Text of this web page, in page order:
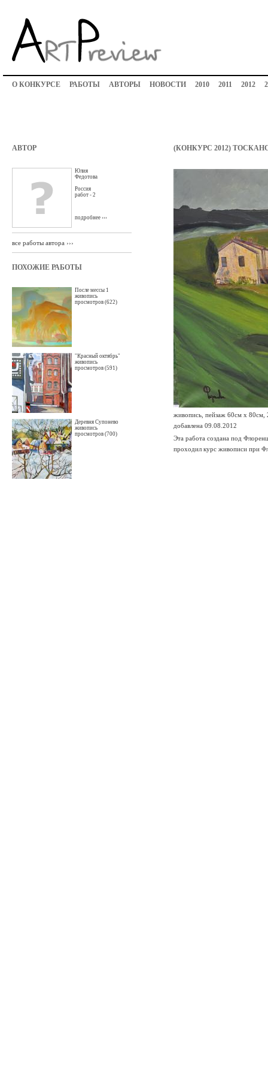
О КОНКУРСЕ РАБОТЫ АВТОРЫ НОВОСТИ 2010 2011 2012
АВТОР
Юлия
Федотова
Россия
работ - 2
подробнее ›››
все работы автора ›››
ПОХОЖИЕ РАБОТЫ
После мессы 1
живопись
просмотров (622)
"Красный октябрь"
живопись
просмотров (591)
Деревня Супонево
живопись
просмотров (700)
(КОНКУРС 2012)
живопись, пейзаж 60см х 80см,
добавлена 09.08.2012
Эта работа создана под
проходил курс живописи при